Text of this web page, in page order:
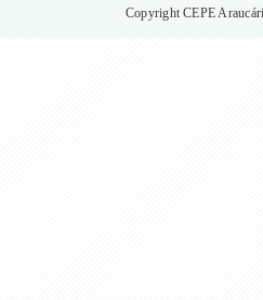
Copyright CEPE